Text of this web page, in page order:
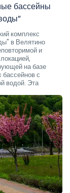
бассейны
комплекс
в Велятино
и
на базе
с
водой. Эта